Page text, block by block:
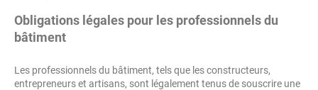
Obligations légales pour les professionnels du
bâtiment
Les professionnels du bâtiment, tels que les constructeurs,
entrepreneurs et artisans, sont légalement tenus de souscrire une